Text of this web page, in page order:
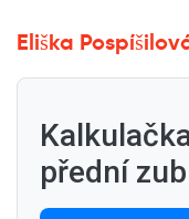
Eliška
přední